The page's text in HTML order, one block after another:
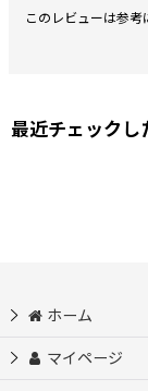
このレビューは参考
最近チェックし
ホーム
マイページ